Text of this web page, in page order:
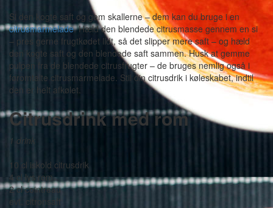
Si den kogte saft og gem skallerne – dem kan du bruge i en
citrusmarmelade. Hæld den blendede citrusmasse gennem en si
– pres gerne frugtkødet lidt, så det slipper mere saft – og hæld
den kogte saft og den blendede saft sammen. Husk at gemme
pulpen fra de blendede citrusfrugter – de bruges nemlig også i
føromtalte citrusmarmelade. Stil din citrusdrik i køleskabet, indtil
den er helt afkølet.
Citrusdrink med rom
1 drink
10 cl iskold citrusdrik
4 cl lys rom
2 cl cointreau
evt. citronsaft